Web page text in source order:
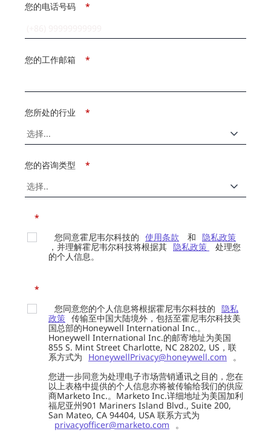
*
您的电话号码
*
您的工作邮箱
*
您所处的行业
*
您的咨询类型
*
您同意霍尼韦尔科技的 使用条款 和 隐私政策
，并理解霍尼韦尔科技将根据其 隐私政策
处理您
的个人信息。
*
您同意您的个人信息将根据霍尼韦尔科技的 隐私
政策 传输至中国大陆境外，包括至霍尼韦尔科技美
国总部的Honeywell International Inc.。
Honeywell International Inc.的邮寄地址为美国
855 S. Mint Street Charlotte, NC 28202, US，联
系方式为
HoneywellPrivacy@honeywell.com
。
您进一步同意为处理电子市场营销通讯之目的，您在
以上表格中提供的个人信息亦将被传输给我们的供应
商Marketo Inc.。Marketo Inc.详细地址为美国加利
福尼亚州901 Mariners Island Blvd., Suite 200,
San Mateo, CA 94404, USA 联系方式为
privacyofficer@marketo.com
。